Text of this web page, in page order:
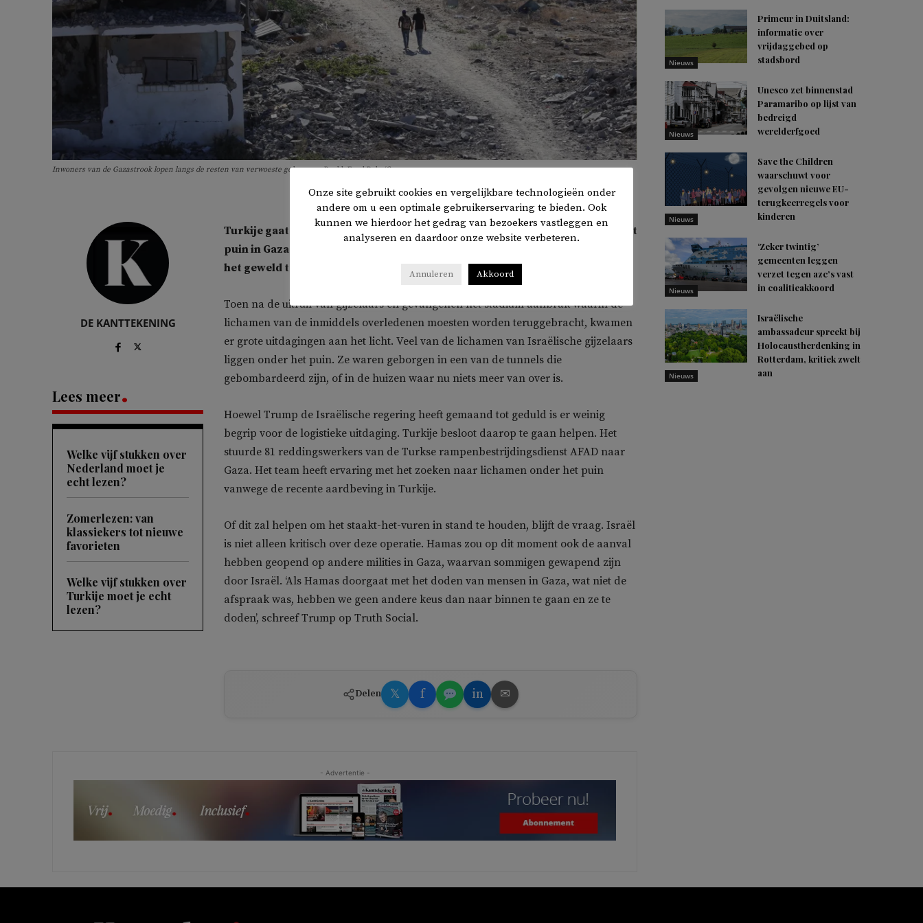
Inwoners van de Gazastrook lopen langs de resten van verwoeste gebouwen. Beeld: Eyad Baba/Gaza
DE KANTTEKENING
Lees meer
Welke vijf stukken over
Nederland moet je
echt lezen?
Zomerlezen: van
klassiekers tot nieuwe
favorieten
Welke vijf stukken over
Turkije moet je echt
lezen?
Turkije gaat helpen met het zoeken naar de lichamen van gijzelaars onder het
puin in Gaza. Hamas moet nog 19 lichamen overdragen. Israël heeft gedreigd
het geweld te hervatten als het deze afspraak niet nakomt.
Toen na de uitruil van gijzelaars en gevangenen het stadium aanbrak waarin de
lichamen van de inmiddels overledenen moesten worden teruggebracht, kwamen
er grote uitdagingen aan het licht. Veel van de lichamen van Israëlische gijzelaars
liggen onder het puin. Ze waren geborgen in een van de tunnels die
gebombardeerd zijn, of in de huizen waar nu niets meer van over is.
Hoewel Trump de Israëlische regering heeft gemaand tot geduld is er weinig
begrip voor de logistieke uitdaging. Turkije besloot daarop te gaan helpen. Het
stuurde 81 reddingswerkers van de Turkse rampenbestrijdingsdienst AFAD naar
Gaza. Het team heeft ervaring met het zoeken naar lichamen onder het puin
vanwege de recente aardbeving in Turkije.
Of dit zal helpen om het staakt-het-vuren in stand te houden, blijft de vraag. Israël
is niet alleen kritisch over deze operatie. Hamas zou op dit moment ook de aanval
hebben geopend op andere milities in Gaza, waarvan sommigen gewapend zijn
door Israël. ‘Als Hamas doorgaat met het doden van mensen in Gaza, wat niet de
afspraak was, hebben we geen andere keus dan naar binnen te gaan en ze te
doden’, schreef Trump op Truth Social.
Delen 𝕏 f in ✉
- Advertentie -
Nieuws
Primeur in Duitsland:
informatie over
vrijdaggebed op
stadsbord
Nieuws
Unesco zet binnenstad
Paramaribo op lijst van
bedreigd
werelderfgoed
Nieuws
Save the Children
waarschuwt voor
gevolgen nieuwe EU-
terugkeerregels voor
kinderen
Nieuws
‘Zeker twintig’
gemeenten leggen
verzet tegen azc’s vast
in coalitieakkoord
Nieuws
Israëlische
ambassadeur spreekt bij
Holocaustherdenking in
Rotterdam, kritiek zwelt
aan
Onze site gebruikt cookies en vergelijkbare technologieën onder
andere om u een optimale gebruikerservaring te bieden. Ook
kunnen we hierdoor het gedrag van bezoekers vastleggen en
analyseren en daardoor onze website verbeteren.
Annuleren Akkoord